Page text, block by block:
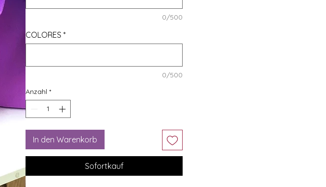
0/500
COLORES *
0/500
Anzahl *
In den Warenkorb
Sofortkauf